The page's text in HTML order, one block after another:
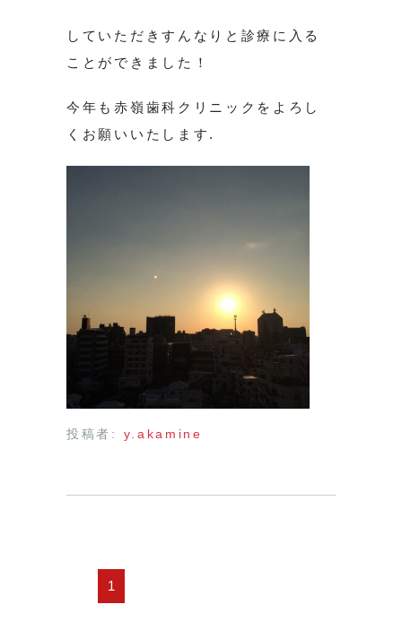
していただきすんなりと診療に入る
ことができました！
今年も赤嶺歯科クリニックをよろし
くお願いいたします.
投稿者: y.akamine
1